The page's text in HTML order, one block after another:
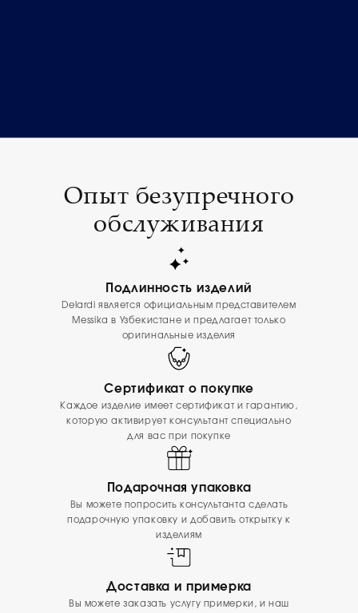
Опыт безупречного
обслуживания
Подлинность изделий
Delardi является официальным представителем
Messika в Узбекистане и предлагает только
оригинальные изделия
Сертификат о покупке
Каждое изделие имеет сертификат и гарантию,
которую активирует консультант специально
для вас при покупке
Подарочная упаковка
Вы можете попросить консультанта сделать
подарочную упаковку и добавить открытку к
изделиям
Доставка и примерка
Вы можете заказать услугу примерки, и наш